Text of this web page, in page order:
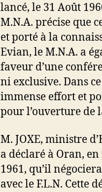
lancé, le 31 Août
M.N.A. précise que
et porté à la
Evian, le M.N.A. a
faveur d’une
ni exclusive. Dans
immense effort et
pour l’ouverture de
M. JOXE, ministre
a déclaré à Oran,
1961, qu’il
avec le F.L.N. Cette